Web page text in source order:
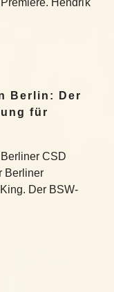
Hendrik
Berlin: Der
für
CSD
Berliner
Der BSW-